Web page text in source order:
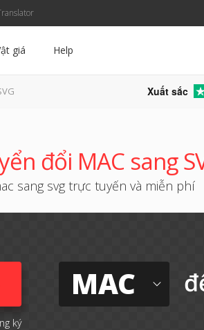
giá Help
Xuất sắc
đổi MAC sang
sang svg trực tuyến và miễn phí
ký
MAC